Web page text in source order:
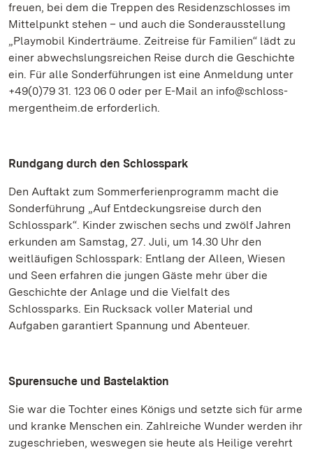
freuen, bei dem die Treppen des Residenzschlosses im
Mittelpunkt stehen – und auch die Sonderausstellung
„Playmobil Kinderträume. Zeitreise für Familien“ lädt zu
einer abwechslungsreichen Reise durch die Geschichte
ein. Für alle Sonderführungen ist eine Anmeldung unter
+49(0)79 31. 123 06 0 oder per E-Mail an info@schloss-
mergentheim.de erforderlich.
Rundgang durch den Schlosspark
Den Auftakt zum Sommerferienprogramm macht die
Sonderführung „Auf Entdeckungsreise durch den
Schlosspark“. Kinder zwischen sechs und zwölf Jahren
erkunden am Samstag, 27. Juli, um 14.30 Uhr den
weitläufigen Schlosspark: Entlang der Alleen, Wiesen
und Seen erfahren die jungen Gäste mehr über die
Geschichte der Anlage und die Vielfalt des
Schlossparks. Ein Rucksack voller Material und
Aufgaben garantiert Spannung und Abenteuer.
Spurensuche und Bastelaktion
Sie war die Tochter eines Königs und setzte sich für arme
und kranke Menschen ein. Zahlreiche Wunder werden ihr
zugeschrieben, weswegen sie heute als Heilige verehrt